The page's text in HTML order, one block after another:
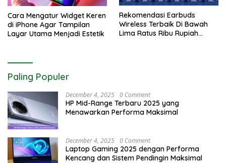
Cara Mengatur Widget Keren
di iPhone Agar Tampilan
Layar Utama Menjadi Estetik
Rekomendasi Earbuds
Wireless Terbaik Di Bawah
Lima Ratus Ribu Rupiah
Paling Populer
December 4, 2025 0 Comment
HP Mid-Range Terbaru 2025 yang
Menawarkan Performa Maksimal
December 4, 2025 0 Comment
Laptop Gaming 2025 dengan Performa
Kencang dan Sistem Pendingin Maksimal